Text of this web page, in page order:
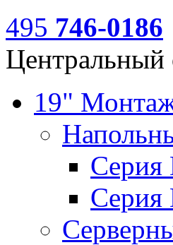
495 746-0186
Центральный
19"
Серия